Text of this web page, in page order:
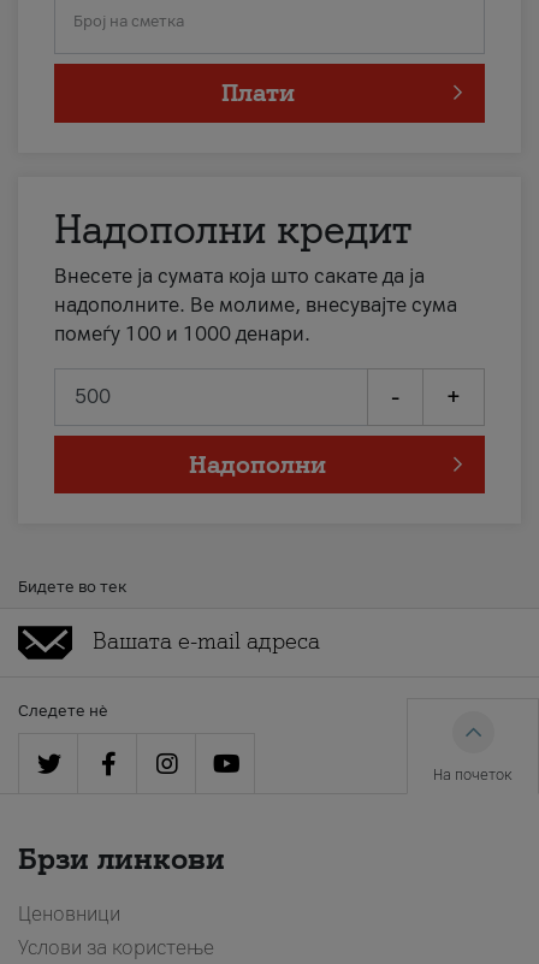
Број на сметка
Плати
Надополни кредит
Внесете ја сумата која што сакате да ја
надополните. Ве молиме, внесувајте сума
помеѓу 100 и 1000 денари.
- +
Надополни
Бидете во тек
Следете нè
На почеток
Брзи линкови
Ценовници
Услови за користење